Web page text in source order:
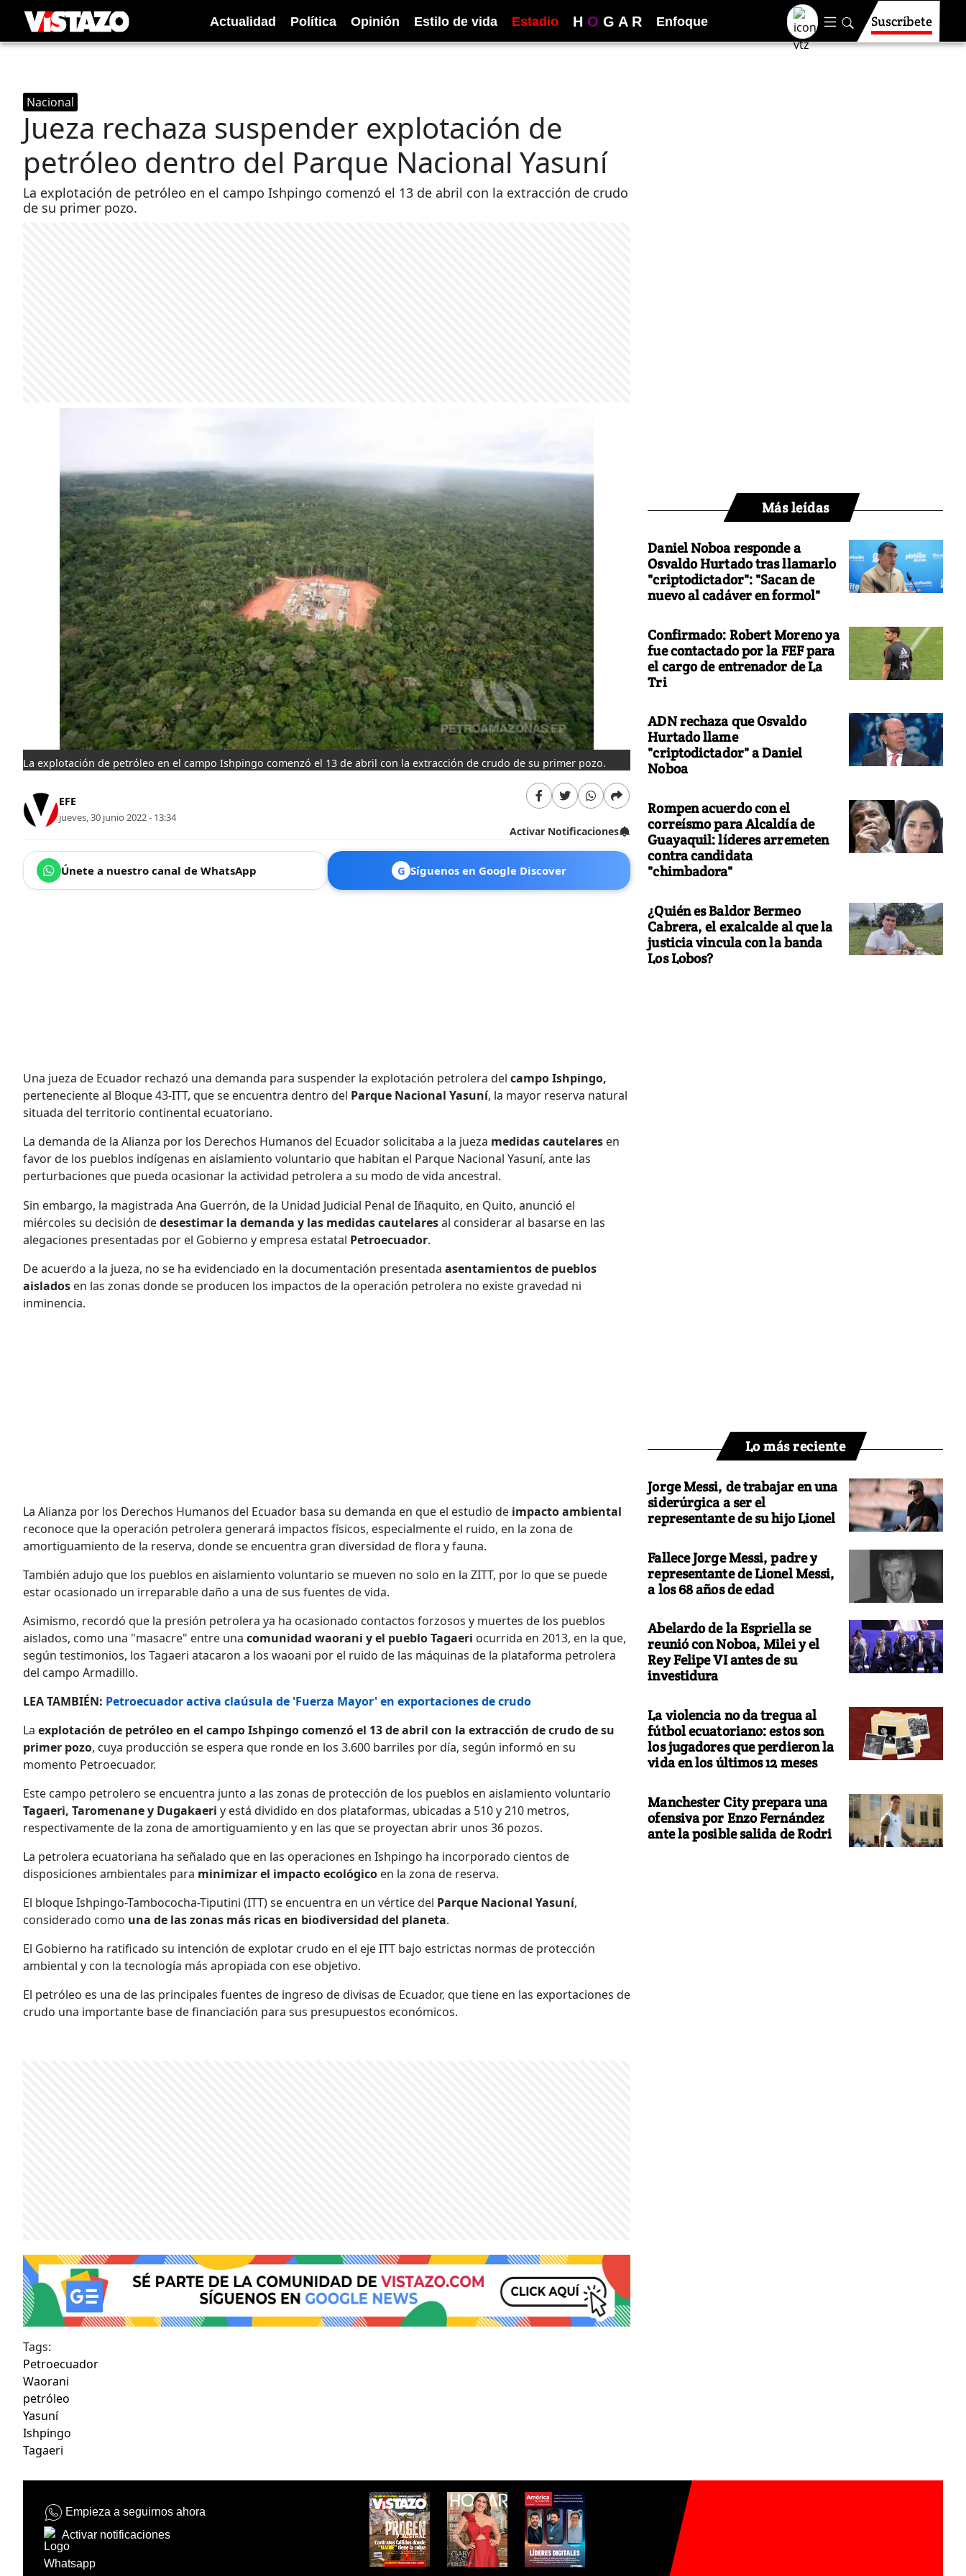
Actualidad Política Opinión Estilo de vida Estadio H O G A R Enfoque Suscríbete
Nacional
Jueza rechaza suspender explotación de
petróleo dentro del Parque Nacional Yasuní
La explotación de petróleo en el campo Ishpingo comenzó el 13 de abril con la extracción de crudo
de su primer pozo.
La explotación de petróleo en el campo Ishpingo comenzó el 13 de abril con la extracción de crudo de su primer pozo.
EFE
jueves, 30 junio 2022 - 13:34
Activar Notificaciones
Únete a nuestro canal de WhatsApp G Síguenos en Google Discover
Una jueza de Ecuador rechazó una demanda para suspender la explotación petrolera del campo Ishpingo,
perteneciente al Bloque 43-ITT, que se encuentra dentro del Parque Nacional Yasuní, la mayor reserva natural
situada del territorio continental ecuatoriano.
La demanda de la Alianza por los Derechos Humanos del Ecuador solicitaba a la jueza medidas cautelares en
favor de los pueblos indígenas en aislamiento voluntario que habitan el Parque Nacional Yasuní, ante las
perturbaciones que pueda ocasionar la actividad petrolera a su modo de vida ancestral.
Sin embargo, la magistrada Ana Guerrón, de la Unidad Judicial Penal de Iñaquito, en Quito, anunció el
miércoles su decisión dedesestimar la demanda y las medidas cautelaresal considerar al basarse en las
alegaciones presentadas por el Gobierno y empresa estatal Petroecuador.
De acuerdo a la jueza, no se ha evidenciado en la documentación presentada asentamientos de pueblos
aislados en las zonas donde se producen los impactos de la operación petrolera no existe gravedad ni
inminencia.
La Alianza por los Derechos Humanos del Ecuador basa su demanda en que el estudio de impacto ambiental
reconoce que la operación petrolera generará impactos físicos, especialmente el ruido, en la zona de
amortiguamiento de la reserva, donde se encuentra gran diversidad de flora y fauna.
También adujo que los pueblos en aislamiento voluntario se mueven no solo en la ZITT, por lo que se puede
estar ocasionado un irreparable daño a una de sus fuentes de vida.
Asimismo, recordó que la presión petrolera ya ha ocasionado contactos forzosos y muertes de los pueblos
aislados, como una "masacre" entre una comunidad waorani y el pueblo Tagaeri ocurrida en 2013, en la que,
según testimonios, los Tagaeri atacaron a los waoani por el ruido de las máquinas de la plataforma petrolera
del campo Armadillo.
LEA TAMBIÉN: Petroecuador activa claúsula de 'Fuerza Mayor' en exportaciones de crudo
La explotación de petróleo en el campo Ishpingo comenzó el 13 de abril con la extracción de crudo de su
primer pozo, cuya producción se espera que ronde en los 3.600 barriles por día, según informó en su
momento Petroecuador.
Este campo petrolero se encuentra junto a las zonas de protección de los pueblos en aislamiento voluntario
Tagaeri, Taromenane y Dugakaeri y está dividido en dos plataformas, ubicadas a 510 y 210 metros,
respectivamente de la zona de amortiguamiento y en las que se proyectan abrir unos 36 pozos.
La petrolera ecuatoriana ha señalado que en las operaciones en Ishpingo ha incorporado cientos de
disposiciones ambientales para minimizar el impacto ecológico en la zona de reserva.
El bloque Ishpingo-Tambococha-Tiputini (ITT) se encuentra en un vértice del Parque Nacional Yasuní,
considerado como una de las zonas más ricas en biodiversidad del planeta.
El Gobierno ha ratificado su intención de explotar crudo en el eje ITT bajo estrictas normas de protección
ambiental y con la tecnología más apropiada con ese objetivo.
El petróleo es una de las principales fuentes de ingreso de divisas de Ecuador, que tiene en las exportaciones de
crudo una importante base de financiación para sus presupuestos económicos.
Tags:
Petroecuador
Waorani
petróleo
Yasuní
Ishpingo
Tagaeri
Más leídas
Daniel Noboa responde a
Osvaldo Hurtado tras llamarlo
"criptodictador": "Sacan de
nuevo al cadáver en formol"
Confirmado: Robert Moreno ya
fue contactado por la FEF para
el cargo de entrenador de La
Tri
ADN rechaza que Osvaldo
Hurtado llame
"criptodictador" a Daniel
Noboa
Rompen acuerdo con el
correísmo para Alcaldía de
Guayaquil: líderes arremeten
contra candidata
"chimbadora"
¿Quién es Baldor Bermeo
Cabrera, el exalcalde al que la
justicia vincula con la banda
Los Lobos?
Lo más reciente
Jorge Messi, de trabajar en una
siderúrgica a ser el
representante de su hijo Lionel
Fallece Jorge Messi, padre y
representante de Lionel Messi,
a los 68 años de edad
Abelardo de la Espriella se
reunió con Noboa, Milei y el
Rey Felipe VI antes de su
investidura
La violencia no da tregua al
fútbol ecuatoriano: estos son
los jugadores que perdieron la
vida en los últimos 12 meses
Manchester City prepara una
ofensiva por Enzo Fernández
ante la posible salida de Rodri
Empieza a seguirnos ahora
Activar notificaciones